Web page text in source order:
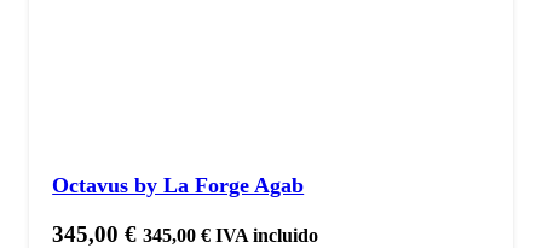
Octavus by La Forge Agab
345,00€ 345,00€ IVA incluido